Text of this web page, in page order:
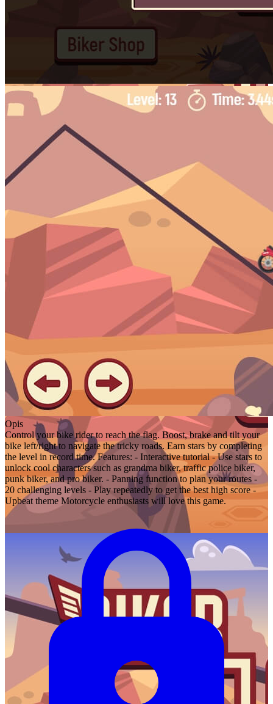
Opis
Control your bike rider to reach the flag. Boost, brake and tilt your
bike left/right to navigate the tricky roads. Earn stars by completing
the level in record time. Features: - Interactive tutorial - Use stars to
unlock cool characters such as grandma biker, traffic police biker,
punk biker, and pro biker. - Panning function to plan your routes -
20 challenging levels - Play repeatedly to get the best high score -
Upbeat theme Motorcycle enthusiasts will love this game.